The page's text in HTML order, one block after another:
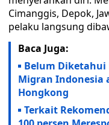
Cimanggis, Depok,
pelaku langsung
Baca Juga:
Belum Diketahui
Migran Indonesia
Hongkong
Terkait